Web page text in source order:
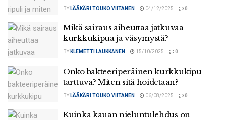
BY LÄÄKÄRI TOUKO VIITANEN 04/12/2025 0
Mikä sairaus aiheuttaa jatkuvaa
kurkkukipua ja väsymystä?
BY KLEMETTI LAUKKANEN 15/10/2025 0
Onko bakteeriperäinen kurkkukipu
tarttuva? Miten sitä hoidetaan?
BY LÄÄKÄRI TOUKO VIITANEN 06/08/2025 0
Kuinka kauan nieluntulehdus on